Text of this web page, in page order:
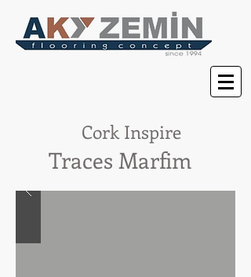
Cork Inspire
Traces Marfim